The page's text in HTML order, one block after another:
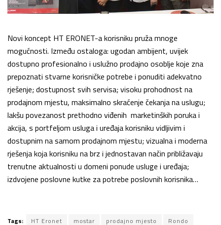
Novi koncept HT ERONET-a korisniku pruža mnoge
mogućnosti. Između ostaloga: ugodan ambijent, uvijek
dostupno profesionalno i uslužno prodajno osoblje koje zna
prepoznati stvarne korisničke potrebe i ponuditi adekvatno
rješenje; dostupnost svih servisa; visoku prohodnost na
prodajnom mjestu, maksimalno skraćenje čekanja na uslugu;
lakšu povezanost prethodno viđenih marketinških poruka i
akcija, s portfeljom usluga i uređaja korisniku vidljivim i
dostupnim na samom prodajnom mjestu; vizualna i moderna
rješenja koja korisniku na brz i jednostavan način približavaju
trenutne aktualnosti u domeni ponude usluge i uređaja;
izdvojene poslovne kutke za potrebe poslovnih korisnika…
Tags: HT Eronet mostar prodajno mjesto Rondo